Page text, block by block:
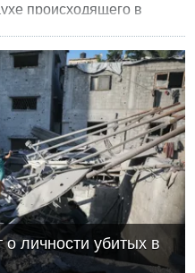
происходящего в
личности убитых в